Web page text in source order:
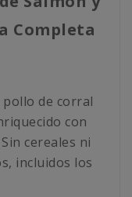
Completa
pollo de corral
con
cereales ni
incluidos los